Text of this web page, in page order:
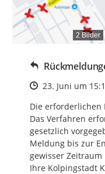
2 Bilder
Zeitpunkt des
23. Juni um
Die erforderlichen
Das Verfahren
gesetzlich
Meldung bis zur
gewisser Zeitraum
Ihre Kolpingstadt